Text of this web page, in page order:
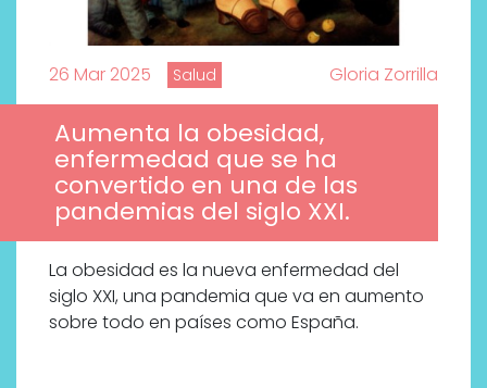
26 Mar 2025 Salud Gloria Zorrilla
Aumenta la obesidad,
enfermedad que se ha
convertido en una de las
pandemias del siglo XXI.
La obesidad es la nueva enfermedad del
siglo XXI, una pandemia que va en aumento
sobre todo en países como España.